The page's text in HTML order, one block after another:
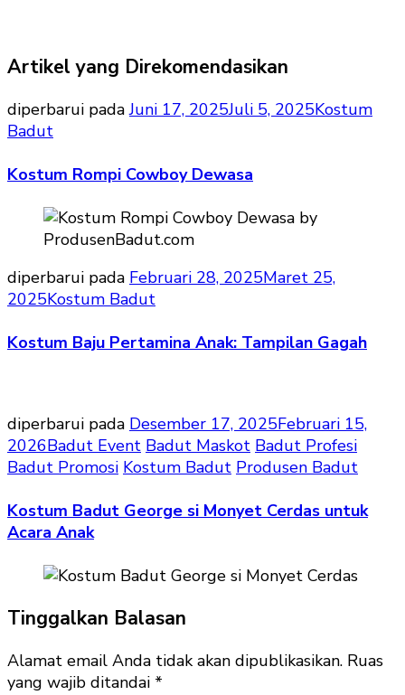
Artikel yang Direkomendasikan
diperbarui padaJuni 17, 2025Juli 5, 2025Kostum
Badut
Kostum Rompi Cowboy Dewasa
diperbarui pada Februari 28, 2025Maret 25,
2025Kostum Badut
Kostum Baju Pertamina Anak: Tampilan Gagah
diperbarui pada Desember 17, 2025Februari 15,
2026Badut Event Badut Maskot Badut Profesi
Badut Promosi Kostum Badut Produsen Badut
Kostum Badut George si Monyet Cerdas untuk
Acara Anak
Tinggalkan Balasan
Alamat email Anda tidak akan dipublikasikan. Ruas
yang wajib ditandai *